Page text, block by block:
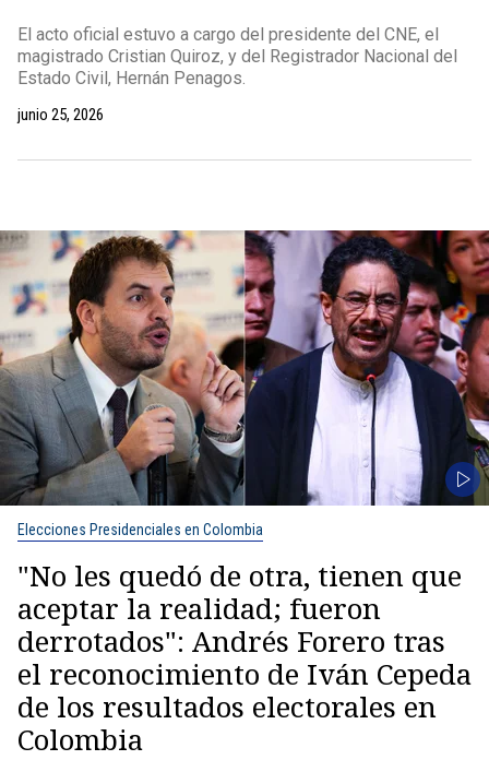
El acto oficial estuvo a cargo del presidente del CNE, el
magistrado Cristian Quiroz, y del Registrador Nacional del
Estado Civil, Hernán Penagos.
junio 25, 2026
Elecciones Presidenciales en Colombia
"No les quedó de otra, tienen que
aceptar la realidad; fueron
derrotados": Andrés Forero tras
el reconocimiento de Iván Cepeda
de los resultados electorales en
Colombia